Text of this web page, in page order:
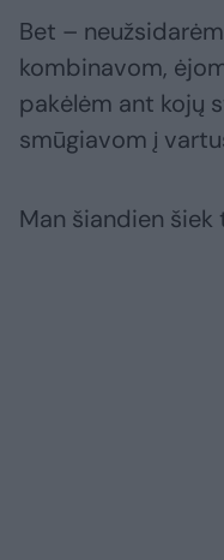
Bet –
kombinavom,
pakėlėm ant kojų
smūgiavom į
Man šiandien